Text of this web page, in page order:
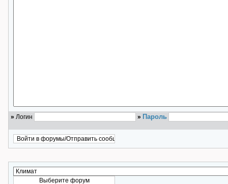
» Логин » Пароль